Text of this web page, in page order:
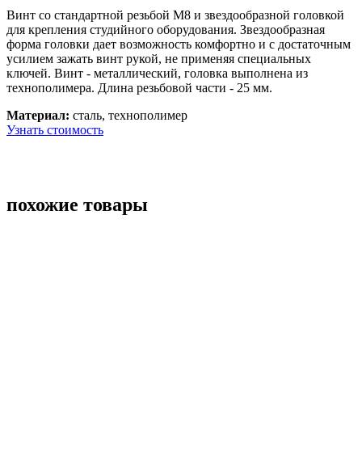
Винт со стандартной резьбой М8 и звездообразной головкой
для крепления студийного оборудования. Звездообразная
форма головки дает возможность комфортно и с достаточным
усилием зажать винт рукой, не применяя специальных
ключей. Винт - металлический, головка выполнена из
технополимера. Длина резьбовой части - 25 мм.
Материал: сталь, технополимер
Узнать стоимость
похожие товары